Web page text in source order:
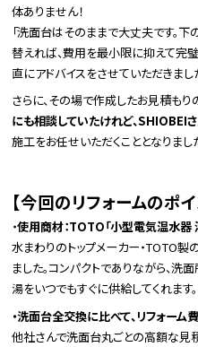
体ありません！
「洗面台はそのままで大丈夫です。
替えれば、費用を最小限に抑えて完
直にアドバイスをさせていただきまし
さらに、その場で作成したお見積も
にも相談していたけれど、SHIOBEI
施工をお任せいただくこととなりまし
【今回のリフォームのポイ
・使用商材：TOTO「小型電気温水器
水まわりのトップメーカー・TOTO
ました。コンパクトでありながら、
湯をいつでもすぐに供給してくれます。
・洗面台全交換に比べて、リフォーム
他社さんで洗面台丸ごとの高額な見